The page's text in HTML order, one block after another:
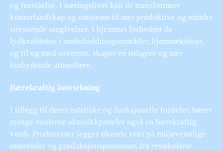
og forståelse. I næringslivet kan de transformere
kontorlandskap og møterom til mer produktive og mindre
stressende omgivelser. I hjemmet forbedrer de
lydkvaliteten i underholdningsområder, hjemmekinoer,
og til og med soverom, skaper en roligere og mer
innbydende atmosfære.
Bærekraftig innvirkning
I tillegg til deres estetiske og funksjonelle fordeler, bærer
mange moderne akustikkpaneler også en bærekraftig
verdi. Produsenter legger økende vekt på miljøvennlige
materialer og produksjonsprosesser, fra resirkulerte